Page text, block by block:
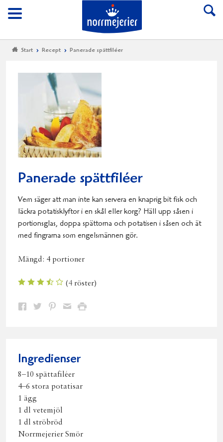
Meny
Till Norrmejerier
Start Recept Panerade spättfiléer
Panerade spättfiléer
Vem säger att man inte kan servera en knaprig bit fisk och
läckra potatisklyftor i en skål eller korg? Häll upp såsen i
portionsglas, doppa spättorna och potatisen i såsen och ät
med fingrarna som engelsmännen gör.
Mängd: 4 portioner
(4 röster)
Dela Dela Dela DelaSkriv
Ingredienser
8–10 spättafiléer
4–6 stora potatisar
1 ägg
1 dl vetemjöl
1 dl ströbröd
Norrmejerier Smör